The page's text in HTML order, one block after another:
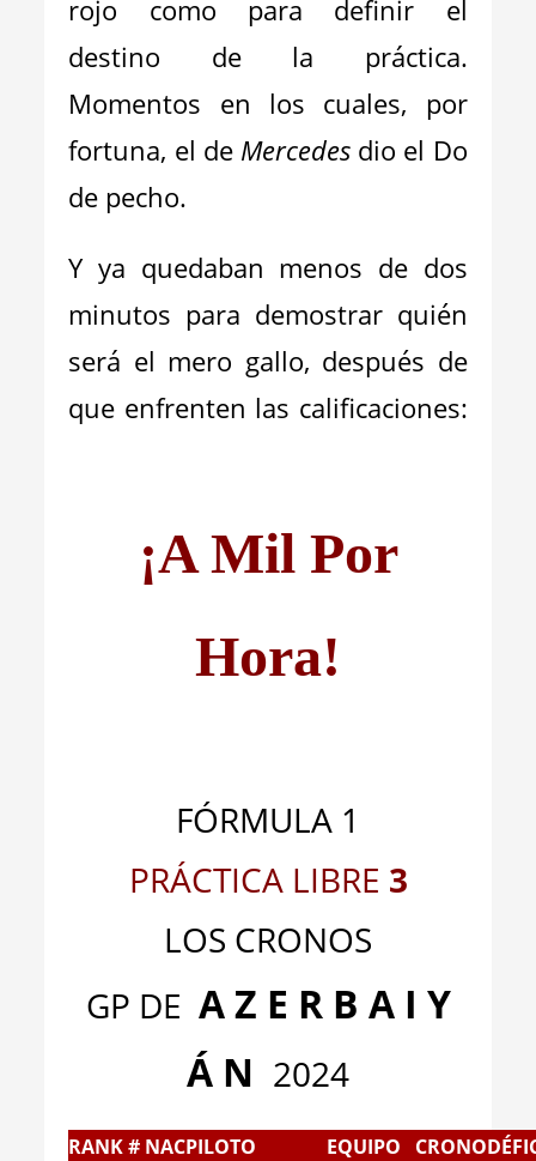
rojo como para definir el
destino de la práctica.
Momentos en los cuales, por
fortuna, el de Mercedes dio el Do
de pecho.
Y ya quedaban menos de dos
minutos para demostrar quién
será el mero gallo, después de
que enfrenten las calificaciones:
¡A Mil Por
Hora!
FÓRMULA 1
PRÁCTICA LIBRE 3
LOS CRONOS
GP DE A Z E R B A I Y
Á N 2024
RANK # NACPILOTO EQUIPO CRONO